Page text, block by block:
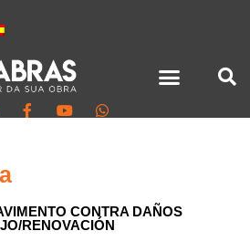
CONTRA DAÑOS
RENOVACIÓN